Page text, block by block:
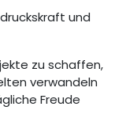
und
zu schaffen,
verwandeln
Freude